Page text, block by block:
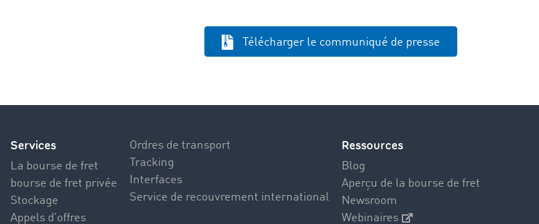
Télécharger le communiqué de presse
Services
La bourse de fret
bourse de fret privée
Stockage
Appels d’offres
Ordres de transport
Tracking
Interfaces
Service de recouvrement international
Ressources
Blog
Aperçu de la bourse de fret
Newsroom
Webinaires